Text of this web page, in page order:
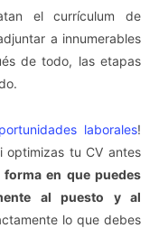
el currículum de
a innumerables
de todo, las etapas
laborales!
optimizas tu CV antes
en que puedes
al puesto y al
lo que debes